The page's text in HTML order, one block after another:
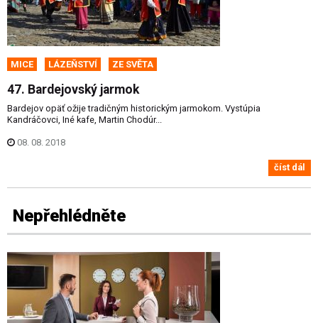
MICE LÁZEŇSTVÍ ZE SVĚTA
47. Bardejovský jarmok
Bardejov opäť ožije tradičným historickým jarmokom. Vystúpia
Kandráčovci, Iné kafe, Martin Chodúr...
08. 08. 2018
číst dál
Nepřehlédněte